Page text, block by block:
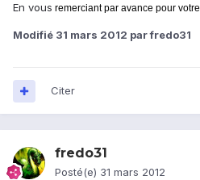
En vous remerciant par avance pour
Modifié 31 mars 2012 par fredo31
Citer
fredo31
Posté(e) 31 mars 2012